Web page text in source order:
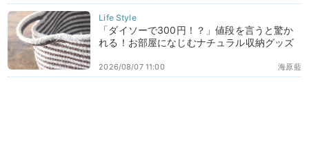
「ダイソーで300円！？」値段を言うと驚か
れる！お部屋になじむナチュラル収納グッズ
海原藍
2026/08/07 11:00